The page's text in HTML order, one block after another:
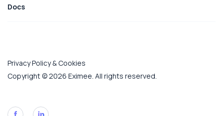
Docs
Copyright © 2026 Eximee. All rights reserved.
Privacy Policy & Cookies